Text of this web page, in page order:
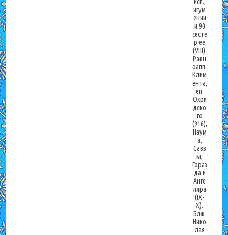
игум
ении
и 90
сесте
р ее
(VIII).
Равн
оапп.
Клим
ента,
еп.
Охри
дско
го
(916),
Наум
а,
Савв
ы,
Гораз
да и
Анге
ляра
(IX-
X).
Блж.
Нико
лая